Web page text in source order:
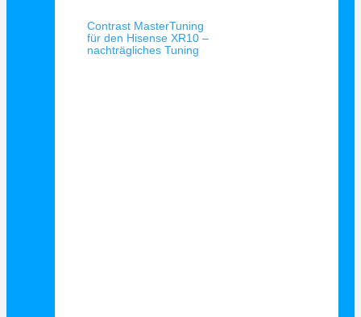
Contrast MasterTuning
für den Hisense XR10 –
nachträgliches Tuning